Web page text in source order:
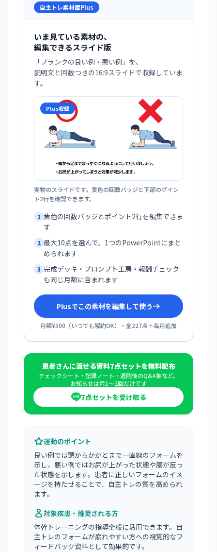
自主トレ素材庫Plus
いま見ている素材の、
編集できるスライド版
「プランクの良い例・悪い例 」を、
説明文と回数つきの16:9スライドで収録していま
す。
Plus収録
実物のスライドです。黄色の回数バッジと下部のポイン
ト2行を確認できます。
1 黄色の回数バッジとポイント2行を編集できま
す
2 最大10点を選んで、1つのPowerPointにまと
められます
3 完成デッキ・プロンプト工房・報酬チェック
も同じ月額に含まれます
Plusでこの素材を編集して使う
月額¥500 （いつでも解約OK）・全227点＋毎月追加
患者さんに渡せる資料7点セットを無料配布
チェックシート・記録ノート・退院後のQ&A集など。
お知らせは月1〜2回だけです
7点セットを受け取る
運動のポイント
良い例では頭からかかとまで一直線のフォームを
示し、悪い例ではお尻が上がった状態や腰が反っ
た状態を示します。患者に正しいフォームのイメ
ージを持たせることで、自主トレの質を高められ
ます。
対象疾患・推奨される方
体幹トレーニングの指導全般に活用できます。自
主トレのフォームが崩れやすい方への視覚的なフ
ィードバック資料として効果的です。